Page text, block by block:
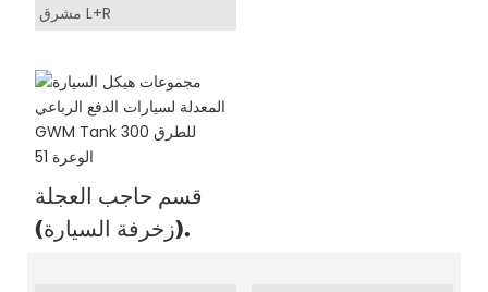
مشرق L+R
قسم حاجب العجلة
(زخرفة السيارة).